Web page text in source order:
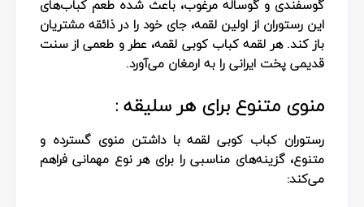
گوسفندی و گوساله مرغوب، باعث شده طعم کباب‌های
این رستوران از اولین لقمه، جای خود را در ذائقه مشتریان
باز کند. هر لقمه کباب کوبی لقمه، عطر و طعمی از سنت
قدیمی پخت ایرانی را به ارمغان می‌آورد.
منوی متنوع برای هر سلیقه :
رستوران کباب کوبی لقمه با داشتن منوی گسترده و
متنوع، گزینه‌های مناسبی را برای هر نوع مهمانی فراهم
می‌کند: